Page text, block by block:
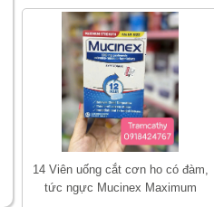
14 Viên uống cắt cơn ho có đàm,
tức ngực Mucinex Maximum